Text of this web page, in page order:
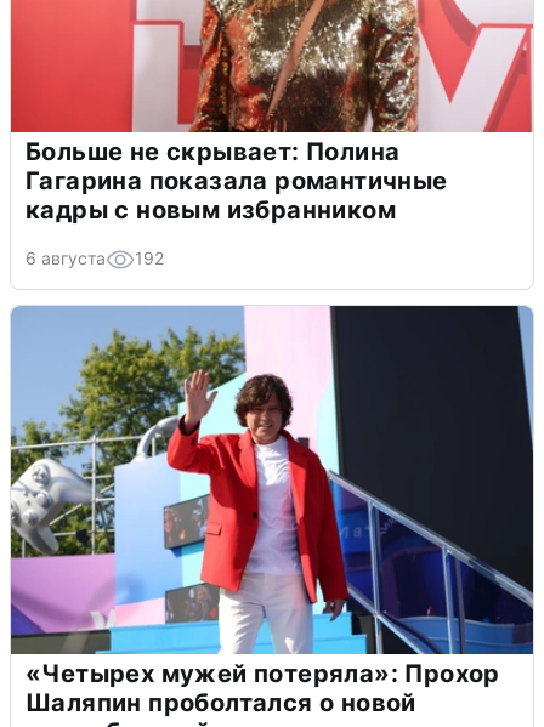
Больше не скрывает: Полина
Гагарина показала романтичные
кадры с новым избранником
6 августа 192
«Четырех мужей потеряла»: Прохор
Шаляпин проболтался о новой